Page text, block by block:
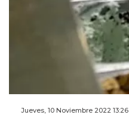
Jueves, 10 Noviembre 2022 13:26